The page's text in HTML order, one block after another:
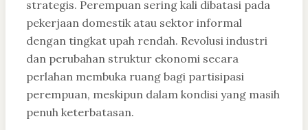
strategis. Perempuan sering kali dibatasi pada
pekerjaan domestik atau sektor informal
dengan tingkat upah rendah. Revolusi industri
dan perubahan struktur ekonomi secara
perlahan membuka ruang bagi partisipasi
perempuan, meskipun dalam kondisi yang masih
penuh keterbatasan.